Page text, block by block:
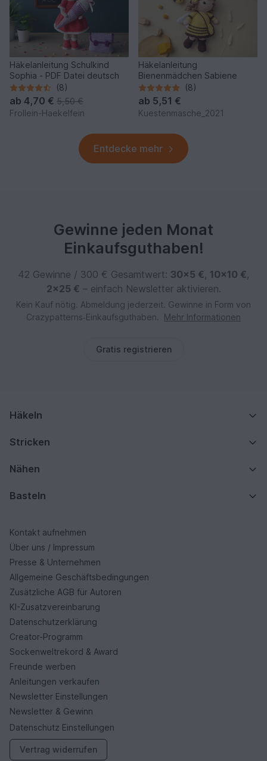
Häkelanleitung Schulkind
Sophia - PDF Datei deutsch
(8)
ab 4,70 € 5,50 €
Frollein-Haekelfein
Häkelanleitung
Bienenmädchen Sabiene
(8)
ab 5,51 €
Kuestenmasche_2021
Entdecke mehr
Gewinne jeden Monat
Einkaufsguthaben!
42 Gewinne / 300 € Gesamtwert: 30×5 €, 10×10 €,
2×25 € – einfach Newsletter aktivieren.
Kein Kauf nötig. Abmeldung jederzeit. Gewinne in Form von
Crazypatterns‑Einkaufsguthaben.
Mehr Informationen
Gratis registrieren
Häkeln
Stricken
Nähen
Basteln
Kontakt aufnehmen
Über uns / Impressum
Presse & Unternehmen
Allgemeine Geschäftsbedingungen
Zusätzliche AGB für Autoren
KI-Zusatzvereinbarung
Datenschutzerklärung
Creator-Programm
Sockenweltrekord & Award
Freunde werben
Anleitungen verkaufen
Newsletter Einstellungen
Newsletter & Gewinn
Datenschutz Einstellungen
Vertrag widerrufen